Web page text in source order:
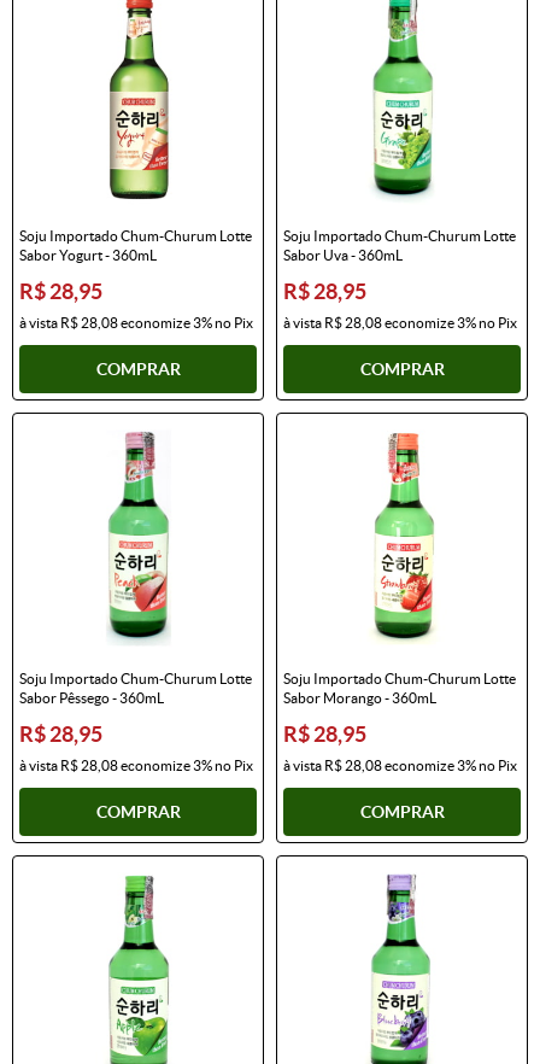
Soju Importado Chum-Churum Lotte
Sabor Yogurt - 360mL
R$ 28,95
à vista R$ 28,08economize3%no Pix
COMPRAR
Soju Importado Chum-Churum Lotte
Sabor Uva - 360mL
R$ 28,95
à vista R$ 28,08economize3%no Pix
COMPRAR
Soju Importado Chum-Churum Lotte
Sabor Pêssego - 360mL
R$ 28,95
à vista R$ 28,08economize3%no Pix
COMPRAR
Soju Importado Chum-Churum Lotte
Sabor Morango - 360mL
R$ 28,95
à vista R$ 28,08economize3%no Pix
COMPRAR